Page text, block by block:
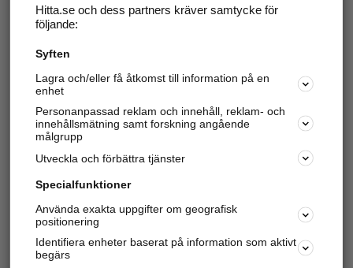
Svara på och hantera dina omdömen
Har du redan verifierat ditt företag? Logga in
Varje vecka besöker du och4 miljoner
andra
härliga användare oss för att hitta rätt lokal
information om företag, privatpersoner och
platser.
Hitta.se och dess partners kräver samtycke för
följande:
Syften
Lagra och/eller få åtkomst till information på en
enhet
Personanpassad reklam och innehåll, reklam- och
innehållsmätning samt forskning angående
målgrupp
Utveckla och förbättra tjänster
Specialfunktioner
Använda exakta uppgifter om geografisk
positionering
Identifiera enheter baserat på information som aktivt
begärs